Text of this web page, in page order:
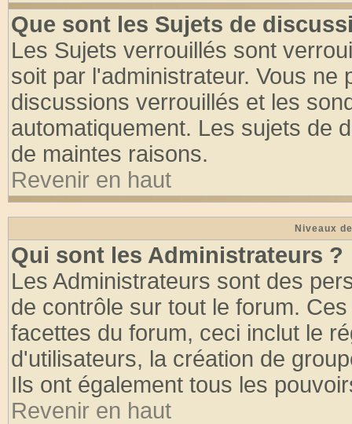
Que sont les Sujets de
Les Sujets verrouillés sont
soit par l'administrateur. Vous
discussions verrouillés et les
automatiquement. Les sujets de
de maintes raisons.
Revenir en haut
Niveaux
Qui sont les Administrateurs ?
Les Administrateurs sont des
de contrôle sur tout le forum.
facettes du forum, ceci inclut le
d'utilisateurs, la création de
Ils ont également tous les
Revenir en haut